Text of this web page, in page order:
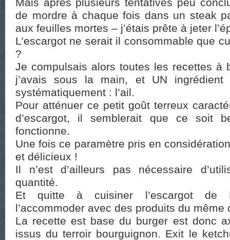
de mordre à chaque fois dans un steak
aux feuilles mortes – j’étais prête à jeter
L’escargot ne serait il consommable que
?
Je compulsais alors toutes les recettes à
j’avais sous la main, et UN ingrédient
systématiquement : l’ail.
Pour atténuer ce petit goût terreux
d’escargot, il semblerait que ce soit
fonctionne.
Une fois ce paramètre pris en
et délicieux !
Il n’est d’ailleurs pas nécessaire
quantité.
Et quitte à cuisiner l’escargot de
l’accommoder avec des produits du même
La recette est base du burger est donc
issus du terroir bourguignon. Exit le